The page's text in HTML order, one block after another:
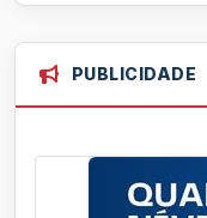
PUBLICIDADE